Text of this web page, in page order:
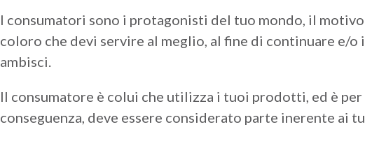
I consumatori sono i protagonisti del tuo mondo, il
coloro che devi servire al meglio, al fine di continuare e/
ambisci.
Il consumatore è colui che utilizza i tuoi prodotti, ed è
conseguenza, deve essere considerato parte inerente ai